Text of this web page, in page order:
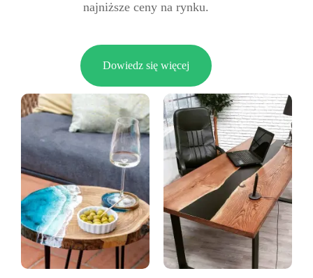
najniższe ceny na rynku.
Dowiedz się więcej